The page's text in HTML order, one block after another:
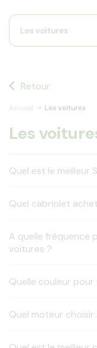
Les voitures
Retour
Accueil Les voitures
Les
Quel est le meilleur
Quel cabriolet
A quelle fréquence
voitures ?
Quelle couleur pour
Quel moteur choisir